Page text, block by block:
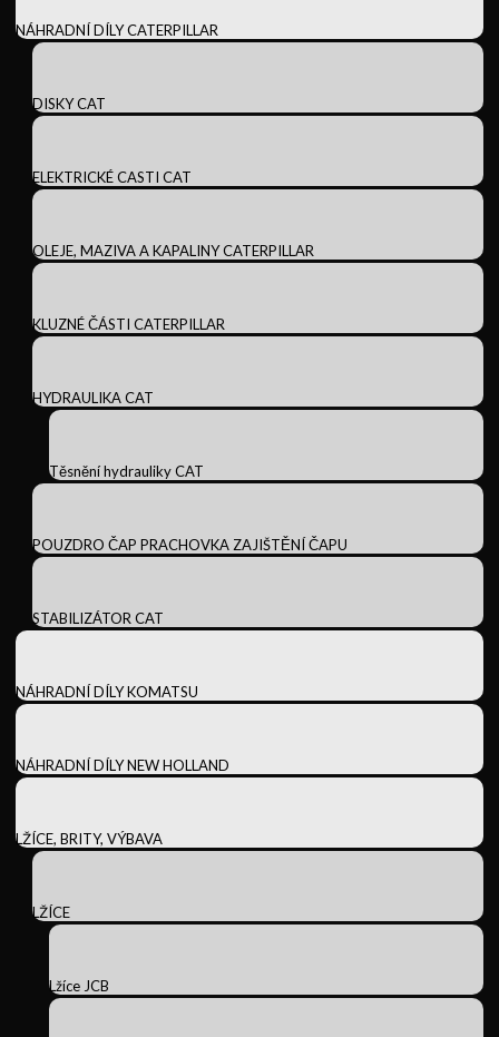
NÁHRADNÍ DÍLY CATERPILLAR
DISKY CAT
ELEKTRICKÉ CASTI CAT
OLEJE, MAZIVA A KAPALINY CATERPILLAR
KLUZNÉ ČÁSTI CATERPILLAR
HYDRAULIKA CAT
Těsnění hydrauliky CAT
POUZDRO ČAP PRACHOVKA ZAJIŠTĚNÍ ČAPU
STABILIZÁTOR CAT
NÁHRADNÍ DÍLY KOMATSU
NÁHRADNÍ DÍLY NEW HOLLAND
LŽÍCE, BRITY, VÝBAVA
LŽÍCE
Lžíce JCB